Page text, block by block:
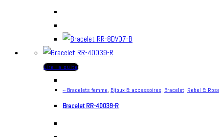
Lire la suite
-- Bracelets femme, Bijoux & accessoires, Bracelet, Rebel &
Bracelet RR-40039-R